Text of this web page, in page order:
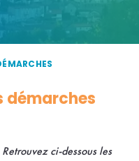
démarches
etrouvez ci-dessous les